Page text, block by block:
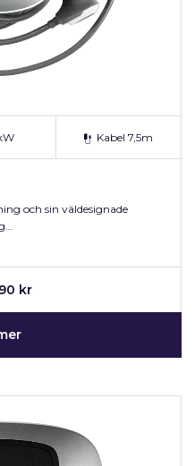
Kabel 7,5m
och sin väldesignade
kr